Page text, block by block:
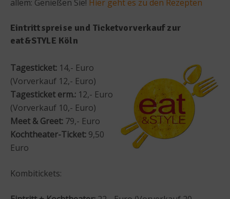
allem: Genießen Sie! Hier geht es zu den Rezepten
Eintrittspreise und Ticketvorverkauf zur
eat&STYLE Köln
Tagesticket: 14,- Euro
(Vorverkauf 12,- Euro)
Tagesticket erm.: 12,- Euro
(Vorverkauf 10,- Euro)
Meet & Greet: 79,- Euro
Kochtheater-Ticket: 9,50
Euro
Kombitickets: